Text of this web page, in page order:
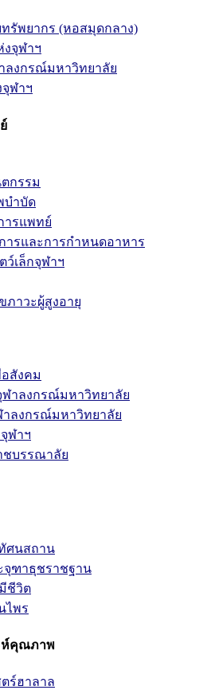
รัพยากร (หอสมุดกลาง)
จุฬาฯ
ลงกรณ์มหาวิทยาลัย
ฬาฯ
กรรม
บำบัด
ารแพทย์
รและการกำหนดอาหาร
ว์เล็กจุฬาฯ
ภาวะผู้สูงอายุ
สังคม
าลงกรณ์มหาวิทยาลัย
ลงกรณ์มหาวิทยาลัย
ฬาฯ
ชบรรณาลัย
นสถาน
ฑาธุชราชฐาน
ชีวิต
พร
ห์คุณภาพ
ร์ฮาลาล